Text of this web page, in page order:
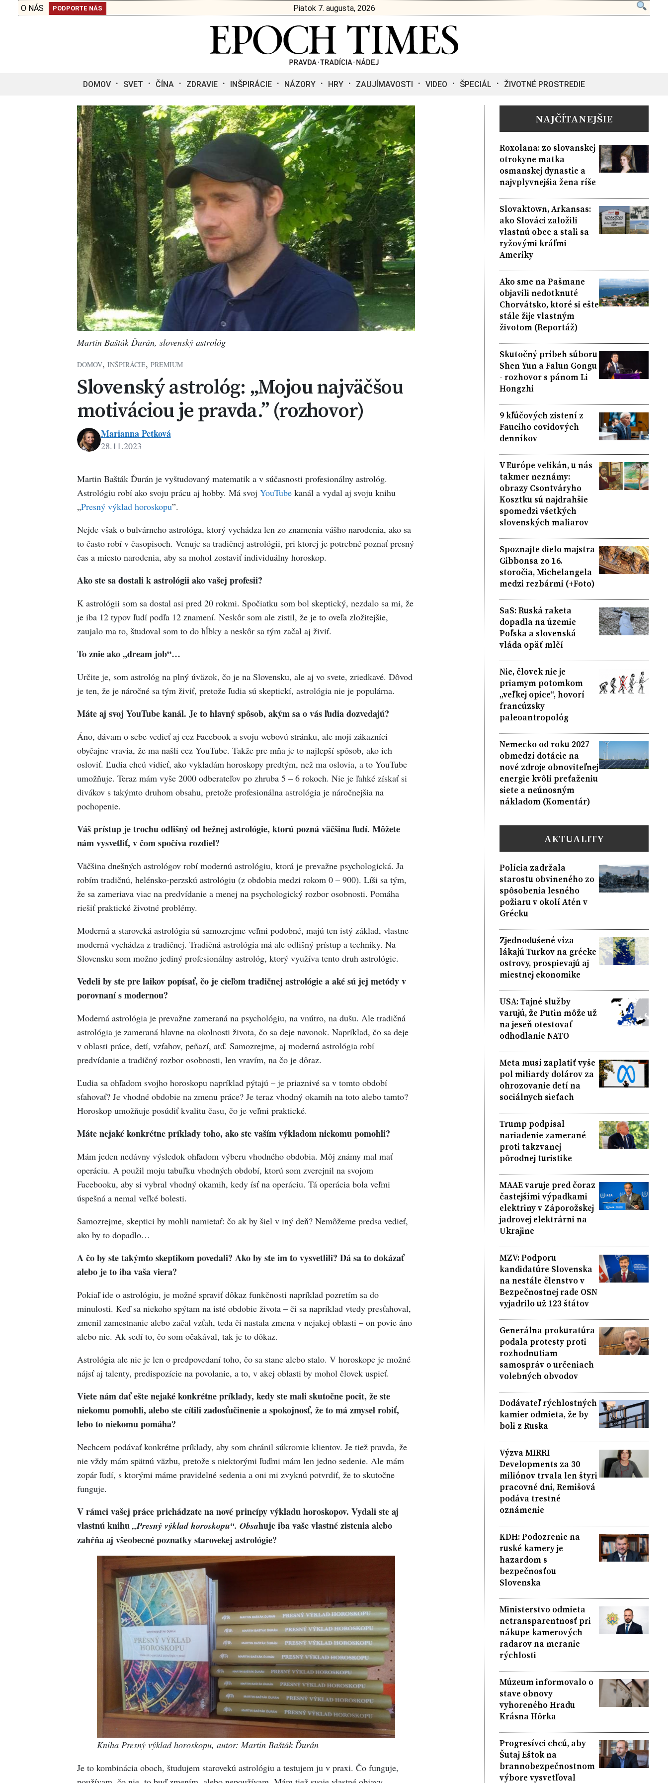
O NÁS PODPORTE NÁS Piatok 7. augusta, 2026
DOMOV SVET ČÍNA ZDRAVIE INŠPIRÁCIE NÁZORY HRY ZAUJÍMAVOSTI VIDEO ŠPECIÁL ŽIVOTNÉ PROSTREDIE
Martin Bašták Ďurán, slovenský astrológ
DOMOV, INŠPIRÁCIE, PREMIUM
Slovenský astrológ: „Mojou najväčšou
motiváciou je pravda.” (rozhovor)
Petková
Marianna Petková
28.11.2023
Martin Bašták Ďurán je vyštudovaný matematik a v súčasnosti profesionálny astrológ.
Astrológiu robí ako svoju prácu aj hobby. Má svoj YouTube kanál a vydal aj svoju knihu
„Presný výklad horoskopu”.
Nejde však o bulvárneho astrológa, ktorý vychádza len zo znamenia vášho narodenia, ako sa
to často robí v časopisoch. Venuje sa tradičnej astrológii, pri ktorej je potrebné poznať presný
čas a miesto narodenia, aby sa mohol zostaviť individuálny horoskop.
Ako ste sa dostali k astrológii ako vašej profesii?
K astrológii som sa dostal asi pred 20 rokmi. Spočiatku som bol skeptický, nezdalo sa mi, že
je iba 12 typov ľudí podľa 12 znamení. Neskôr som ale zistil, že je to oveľa zložitejšie,
zaujalo ma to, študoval som to do hĺbky a neskôr sa tým začal aj živiť.
To znie ako „dream job“…
Určite je, som astrológ na plný úväzok, čo je na Slovensku, ale aj vo svete, zriedkavé. Dôvod
je ten, že je náročné sa tým živiť, pretože ľudia sú skeptickí, astrológia nie je populárna.
Máte aj svoj YouTube kanál. Je to hlavný spôsob, akým sa o vás ľudia dozvedajú?
Áno, dávam o sebe vedieť aj cez Facebook a svoju webovú stránku, ale moji zákazníci
obyčajne vravia, že ma našli cez YouTube. Takže pre mňa je to najlepší spôsob, ako ich
osloviť. Ľudia chcú vidieť, ako vykladám horoskopy predtým, než ma oslovia, a to YouTube
umožňuje. Teraz mám vyše 2000 odberateľov po zhruba 5 – 6 rokoch. Nie je ľahké získať si
divákov s takýmto druhom obsahu, pretože profesionálna astrológia je náročnejšia na
pochopenie.
Váš prístup je trochu odlišný od bežnej astrológie, ktorú pozná väčšina ľudí. Môžete
nám vysvetliť, v čom spočíva rozdiel?
Väčšina dnešných astrológov robí modernú astrológiu, ktorá je prevažne psychologická. Ja
robím tradičnú, helénsko-perzskú astrológiu (z obdobia medzi rokom 0 – 900). Líši sa tým,
že sa zameriava viac na predvídanie a menej na psychologický rozbor osobnosti. Pomáha
riešiť praktické životné problémy.
Moderná a staroveká astrológia sú samozrejme veľmi podobné, majú ten istý základ, vlastne
moderná vychádza z tradičnej. Tradičná astrológia má ale odlišný prístup a techniky. Na
Slovensku som možno jediný profesionálny astrológ, ktorý využíva tento druh astrológie.
Vedeli by ste pre laikov popísať, čo je cieľom tradičnej astrológie a aké sú jej metódy v
porovnaní s modernou?
Moderná astrológia je prevažne zameraná na psychológiu, na vnútro, na dušu. Ale tradičná
astrológia je zameraná hlavne na okolnosti života, čo sa deje navonok. Napríklad, čo sa deje
v oblasti práce, detí, vzťahov, peňazí, atď. Samozrejme, aj moderná astrológia robí
predvídanie a tradičný rozbor osobnosti, len vravím, na čo je dôraz.
Ľudia sa ohľadom svojho horoskopu napríklad pýtajú – je priaznivé sa v tomto období
sťahovať? Je vhodné obdobie na zmenu práce? Je teraz vhodný okamih na toto alebo tamto?
Horoskop umožňuje posúdiť kvalitu času, čo je veľmi praktické.
Máte nejaké konkrétne príklady toho, ako ste vaším výkladom niekomu pomohli?
Mám jeden nedávny výsledok ohľadom výberu vhodného obdobia. Môj známy mal mať
operáciu. A použil moju tabuľku vhodných období, ktorú som zverejnil na svojom
Facebooku, aby si vybral vhodný okamih, kedy ísť na operáciu. Tá operácia bola veľmi
úspešná a nemal veľké bolesti.
Samozrejme, skeptici by mohli namietať: čo ak by šiel v iný deň? Nemôžeme predsa vedieť,
ako by to dopadlo…
A čo by ste takýmto skeptikom povedali? Ako by ste im to vysvetlili? Dá sa to dokázať
alebo je to iba vaša viera?
Pokiaľ ide o astrológiu, je možné spraviť dôkaz funkčnosti napríklad pozretím sa do
minulosti. Keď sa niekoho spýtam na isté obdobie života – či sa napríklad vtedy presťahoval,
zmenil zamestnanie alebo začal vzťah, teda či nastala zmena v nejakej oblasti – on povie áno
alebo nie. Ak sedí to, čo som očakával, tak je to dôkaz.
Astrológia ale nie je len o predpovedaní toho, čo sa stane alebo stalo. V horoskope je možné
nájsť aj talenty, predispozície na povolanie, a to, v akej oblasti by mohol človek uspieť.
Viete nám dať ešte nejaké konkrétne príklady, kedy ste mali skutočne pocit, že ste
niekomu pomohli, alebo ste cítili zadosťučinenie a spokojnosť, že to má zmysel robiť,
lebo to niekomu pomáha?
Nechcem podávať konkrétne príklady, aby som chránil súkromie klientov. Je tiež pravda, že
nie vždy mám spätnú väzbu, pretože s niektorými ľuďmi mám len jedno sedenie. Ale mám
zopár ľudí, s ktorými máme pravidelné sedenia a oni mi zvyknú potvrdiť, že to skutočne
funguje.
V rámci vašej práce prichádzate na nové princípy výkladu horoskopov. Vydali ste aj
vlastnú knihu „Presný výklad horoskopu“. Obsahuje iba vaše vlastné zistenia alebo
zahŕňa aj všeobecné poznatky starovekej astrológie?
Kniha Presný výklad horoskopu, autor: Martin Bašták Ďurán
Je to kombinácia oboch, študujem starovekú astrológiu a testujem ju v praxi. Čo funguje,
NAJČÍTANEJŠIE
Roxolana: zo slovanskej
otrokyne matka
osmanskej dynastie a
najvplyvnejšia žena ríše
Slovaktown, Arkansas:
ako Slováci založili
vlastnú obec a stali sa
ryžovými kráľmi
Ameriky
Ako sme na Pašmane
objavili nedotknuté
Chorvátsko, ktoré si ešte
stále žije vlastným
životom (Reportáž)
Skutočný príbeh súboru
Shen Yun a Falun Gongu
- rozhovor s pánom Li
Hongzhi
9 kľúčových zistení z
Fauciho covidových
denníkov
V Európe velikán, u nás
takmer neznámy:
obrazy Csontváryho
Kosztku sú najdrahšie
spomedzi všetkých
slovenských maliarov
Spoznajte dielo majstra
Gibbonsa zo 16.
storočia, Michelangela
medzi rezbármi (+Foto)
SaS: Ruská raketa
dopadla na územie
Poľska a slovenská
vláda opäť mlčí
Nie, človek nie je
priamym potomkom
„veľkej opice“, hovorí
francúzsky
paleoantropológ
Nemecko od roku 2027
obmedzí dotácie na
nové zdroje obnoviteľnej
energie kvôli preťaženiu
siete a neúnosným
nákladom (Komentár)
AKTUALITY
Polícia zadržala
starostu obvineného zo
spôsobenia lesného
požiaru v okolí Atén v
Grécku
Zjednodušené víza
lákajú Turkov na grécke
ostrovy, prospievajú aj
miestnej ekonomike
USA: Tajné služby
varujú, že Putin môže už
na jeseň otestovať
odhodlanie NATO
Meta musí zaplatiť vyše
pol miliardy dolárov za
ohrozovanie detí na
sociálnych sieťach
Trump podpísal
nariadenie zamerané
proti takzvanej
pôrodnej turistike
MAAE varuje pred čoraz
častejšími výpadkami
elektriny v Záporožskej
jadrovej elektrárni na
Ukrajine
MZV: Podporu
kandidatúre Slovenska
na nestále členstvo v
Bezpečnostnej rade OSN
vyjadrilo už 123 štátov
Generálna prokuratúra
podala protesty proti
rozhodnutiam
samospráv o určeniach
volebných obvodov
Dodávateľ rýchlostných
kamier odmieta, že by
boli z Ruska
Výzva MIRRI
Developments za 30
miliónov trvala len štyri
pracovné dni, Remišová
podáva trestné
oznámenie
KDH: Podozrenie na
ruské kamery je
hazardom s
bezpečnosťou
Slovenska
Ministerstvo odmieta
netransparentnosť pri
nákupe kamerových
radarov na meranie
rýchlosti
Múzeum informovalo o
stave obnovy
vyhoreného Hradu
Krásna Hôrka
Progresívci chcú, aby
Šutaj Eštok na
brannobezpečnostnom
výbore vysvetľoval